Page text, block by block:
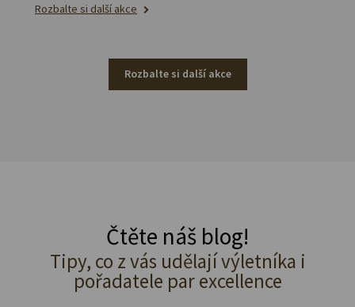
Rozbalte si další akce
Rozbalte si další akce
Čtěte náš blog!
Tipy, co z vás udělají výletníka i
pořadatele par excellence